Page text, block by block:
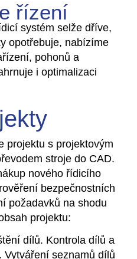
řízení
systém selže dříve,
opotřebuje, nabízíme
pohonů a
i optimalizaci
projektu s projektovým
stroje do CAD.
nového řídicího
bezpečnostních
požadavků na shodu
projektu:
dílů. Kontrola dílů a
Vytváření seznamů dílů